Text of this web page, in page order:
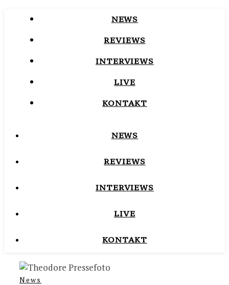
NEWS
REVIEWS
INTERVIEWS
LIVE
KONTAKT
NEWS
REVIEWS
INTERVIEWS
LIVE
KONTAKT
News